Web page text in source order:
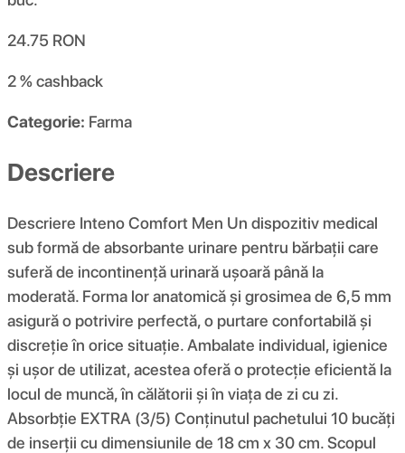
24.75 RON
2 %cashback
Categorie: Farma
Descriere
Descriere Inteno Comfort Men Un dispozitiv medical
sub formă de absorbante urinare pentru bărbații care
suferă de incontinență urinară ușoară până la
moderată. Forma lor anatomică și grosimea de 6,5 mm
asigură o potrivire perfectă, o purtare confortabilă și
discreție în orice situație. Ambalate individual, igienice
și ușor de utilizat, acestea oferă o protecție eficientă la
locul de muncă, în călătorii și în viața de zi cu zi.
Absorbție EXTRA (3/5) Conținutul pachetului 10 bucăți
de inserții cu dimensiunile de 18 cm x 30 cm. Scopul